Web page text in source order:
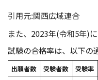
引用元:関西広域連合
また、2023年(令和5年)
試験の合格率は、以下の
出願者数 受験者数 受験率